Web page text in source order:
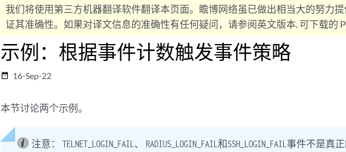
我们将使用第三方机器翻译软件翻译本页面。瞻博网络虽已做出相当大的努力
证其准确性。如果对译文信息的准确性有任何疑问，请参阅英文版本. 可下载的
示例：根据事件计数触发事件策略
date_range 16-Sep-22
本节讨论两个示例。
注意： TELNET_LOGIN_FAIL 、 RADIUS_LOGIN_FAIL 和SSH_LOGIN_FAIL 事件不是真正